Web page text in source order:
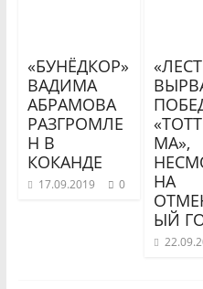
«БУНЁДКОР»
ВАДИМА
АБРАМОВА
РАЗГРОМЛЕ
Н В
КОКАНДЕ
17.09.2019 0
МА»,
НА
ЫЙ